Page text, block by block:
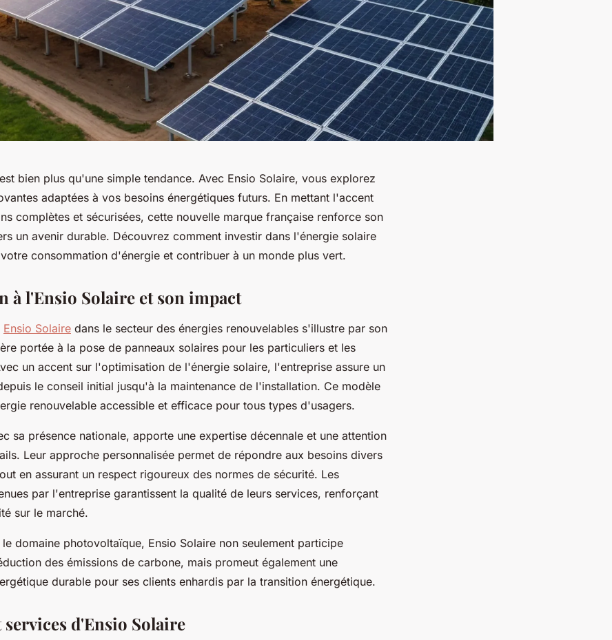
bien plus qu'une simple tendance. Avec Ensio Solaire, vous explorez
adaptées à vos besoins énergétiques futurs. En mettant l'accent
complètes et sécurisées, cette nouvelle marque française renforce son
un avenir durable. Découvrez comment investir dans l'énergie solaire
consommation d'énergie et contribuer à un monde plus vert.
à l'Ensio Solaire et son impact
Ensio Solaire dans le secteur des énergies renouvelables s'illustre par son
portée à la pose de panneaux solaires pour les particuliers et les
un accent sur l'optimisation de l'énergie solaire, l'entreprise assure un
le conseil initial jusqu'à la maintenance de l'installation. Ce modèle
renouvelable accessible et efficace pour tous types d'usagers.
sa présence nationale, apporte une expertise décennale et une attention
Leur approche personnalisée permet de répondre aux besoins divers
en assurant un respect rigoureux des normes de sécurité. Les
par l'entreprise garantissent la qualité de leurs services, renforçant
sur le marché.
domaine photovoltaïque, Ensio Solaire non seulement participe
des émissions de carbone, mais promeut également une
durable pour ses clients enhardis par la transition énergétique.
d'Ensio Solaire